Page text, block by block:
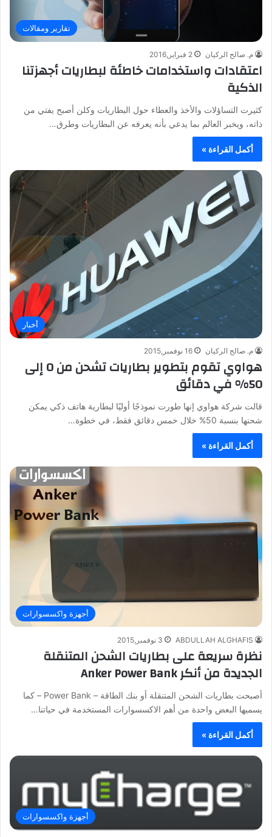
تقارير ومقالات
م. صالح الركيان 2 فبراير,2016
اعتقادات واستخدامات خاطئة لبطاريات أجهزتنا
الذكية
كثيرت التساؤلات والأخذ والعطاء حول البطاريات وكلن أصبح يفتي من
ذاته، ويخبر العالم بما يدعي بأنه يعرفه عن البطاريات وطرق…
أكمل القراءة »
أخبار
م. صالح الركيان 16 نوفمبر,2015
هواوي تقوم بتطوير بطاريات تشحن من 0 إلى
50% في دقائق
قالت شركة هواوي إنها طورت نموذجًا أوليًا لبطارية هاتف ذكي يمكن
شحنها بنسبة 50% خلال خمس دقائق فقط، في خطوة…
أكمل القراءة »
أجهزة واكسسوارات
ABDULLAH ALGHAFIS 3 نوفمبر,2015
نظرة سريعة على بطاريات الشحن المتنقلة
الجديدة من أنكر Anker Power Bank
أصبحت بطاريات الشحن المتنقلة أو بنك الطاقة – Power Bank – كما
يسميها البعض واحدة من أهم الاكسسوارات المستخدمة في حياتنا…
أكمل القراءة »
أجهزة واكسسوارات